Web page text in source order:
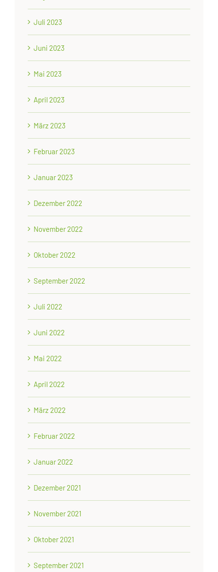
Juli 2023
Juni 2023
Mai 2023
April 2023
März 2023
Februar 2023
Januar 2023
Dezember 2022
November 2022
Oktober 2022
September 2022
Juli 2022
Juni 2022
Mai 2022
April 2022
März 2022
Februar 2022
Januar 2022
Dezember 2021
November 2021
Oktober 2021
September 2021